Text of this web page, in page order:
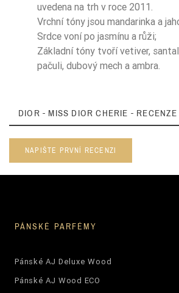
uvedena na trh v roce 2011.
Vrchní tóny jsou mandarinka a
Srdce voní po jasmínu a růži;
Základní tóny tvoří vetiver,
pačuli, dubový mech a ambra.
DIOR - MISS DIOR CHERIE -
NAPIŠTE PRVNÍ RECENZI
PÁNSKÉ PARFÉMY
Pánské AJ Deluxe Wood
Pánské AJ Wood ECO